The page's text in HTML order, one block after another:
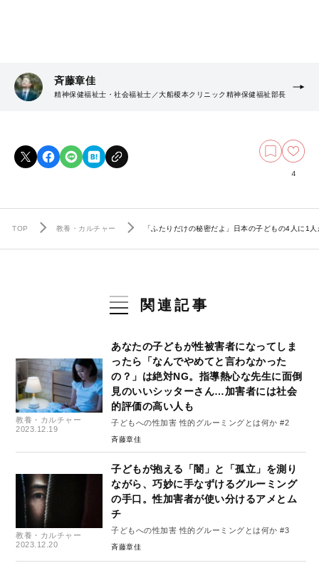
斉藤章佳
精神保健福祉士・社会福祉士／大船榎本クリニック精神保健福祉部長
4
TOP 教養・カルチャー 「ふたりだけの秘密だよ」日本の子どもの4人に1
関連記事
教養・カルチャー
2023.12.19
あなたの子どもが性被害者になってしま
ったら「なんでやめてと言わなかった
の？」は絶対NG。指導熱心な先生に面倒
見のいいシッターさん…加害者には社会
的評価の高い人も
子どもへの性加害 性的グルーミングとは何か #2
斉藤章佳
教養・カルチャー
2023.12.20
子どもが抱える「闇」と「孤立」を測り
ながら、巧妙に手なずけるグルーミング
の手口。性加害者が使い分けるアメとム
チ
子どもへの性加害 性的グルーミングとは何か #3
斉藤章佳